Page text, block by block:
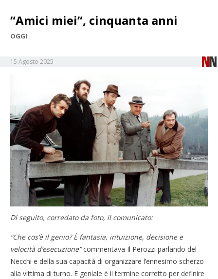
“Amici miei”, cinquanta anni
OGGI
15 Agosto 2025
Di seguito, corredato da foto, il comunicato:
“Che cos’è il genio? È fantasia, intuizione, decisione e
velocità d’esecuzione”commentava Il Perozzi parlando del
Necchi e della sua capacità di organizzare l’ennesimo scherzo
alla vittima di turno. E geniale è il termine corretto per definire